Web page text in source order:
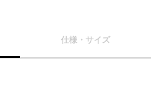
仕様・サイズ